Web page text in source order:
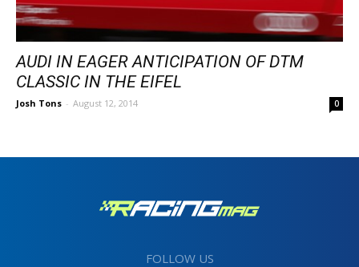
AUDI IN EAGER ANTICIPATION OF DTM
CLASSIC IN THE EIFEL
Josh Tons - August 12, 2014 0
FOLLOW US